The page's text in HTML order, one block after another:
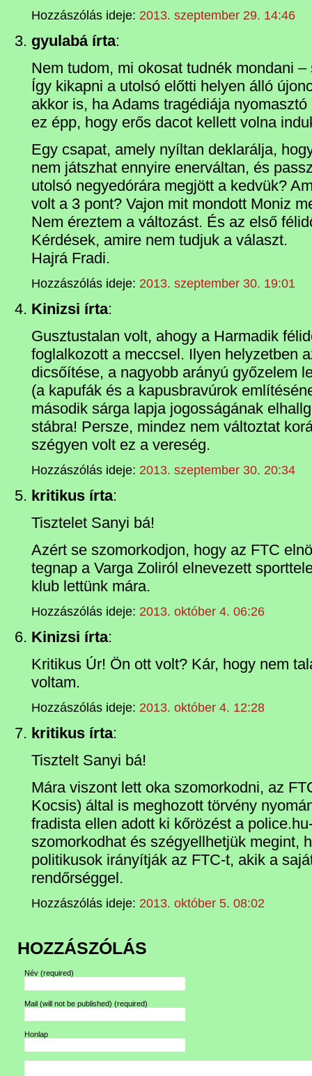
Hozzászólás ideje: 2013. szeptember 29. 14:46
gyulabá írta:
Nem tudom, mi okosat tudnék mondani
Így kikapni a utolsó előtti helyen álló
akkor is, ha Adams tragédiája
ez épp, hogy erős dacot kellett volna
Egy csapat, amely nyíltan deklarálja,
nem játszhat ennyire enerváltan, és
utolsó negyedórára megjött a kedvük?
volt a 3 pont? Vajon mit mondott Moniz
Nem éreztem a változást. És az első
Kérdések, amire nem tudjuk a választ.
Hajrá Fradi.
Hozzászólás ideje: 2013. szeptember 30. 19:01
Kinizsi írta:
Gusztustalan volt, ahogy a Harmadik
foglalkozott a meccsel. Ilyen helyzetben
dicsőítése, a nagyobb arányú győzelem
(a kapufák és a kapusbravúrok
második sárga lapja jogosságának
stábra! Persze, mindez nem változtat
szégyen volt ez a vereség.
Hozzászólás ideje: 2013. szeptember 30. 20:34
kritikus írta:
Tisztelet Sanyi bá!
Azért se szomorkodjon, hogy az FTC
tegnap a Varga Zoliról elnevezett
klub lettünk mára.
Hozzászólás ideje: 2013. október 4. 06:26
Kinizsi írta:
Kritikus Úr! Ön ott volt? Kár, hogy nem
voltam.
Hozzászólás ideje: 2013. október 4. 12:28
kritikus írta:
Tisztelt Sanyi bá!
Mára viszont lett oka szomorkodni, az
Kocsis) által is meghozott törvény
fradista ellen adott ki kőrözést a
szomorkodhat és szégyellhetjük megint,
politikusok irányítják az FTC-t, akik a
rendőrséggel.
Hozzászólás ideje: 2013. október 5. 08:02
HOZZÁSZÓLÁS
Név (required)
Mail (will not be published) (required)
Honlap